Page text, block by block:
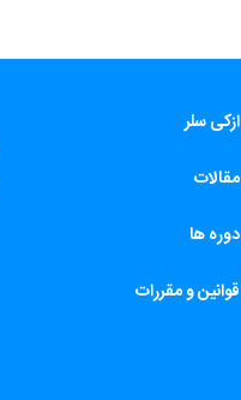
ازکی سلر
مقالات
دوره ها
قوانین و مقررات